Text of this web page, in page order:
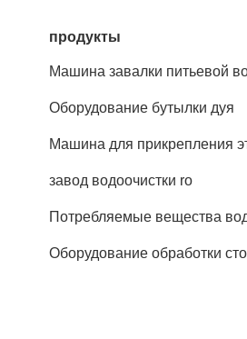
продукты
Машина завалки питьевой
Оборудование бутылки дуя
Машина для прикрепления
завод водоочистки ro
Потребляемые вещества
Оборудование обработки